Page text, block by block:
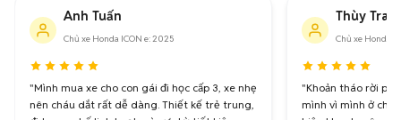
Anh Tuấn
Chủ xe Honda ICON e: 2025
"Mình mua xe cho con gái đi học cấp 3, xe nhẹ
nên cháu dắt rất dễ dàng. Thiết kế trẻ trung,
Thùy
Chủ xe Honda
"Khoản tháo rời pin
mình vì mình ở